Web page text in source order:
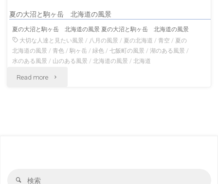
道
の
風
風
景"
夏の大沼と駒ヶ岳 北海道の風景
夏の大沼と駒ヶ岳 北海道の風景 夏の大沼と駒ヶ岳 北海道の風景
大切な人達と見たい風景 / 八月の風景 / 夏の北海道 /青空 / 夏の
北海道の風景 /青色 /駒ヶ岳 /緑色 /七飯町の風景 /湖のある風景 /
水のある風景 / 山のある風景 /北海道の風景 /北海道
Read more "夏
検